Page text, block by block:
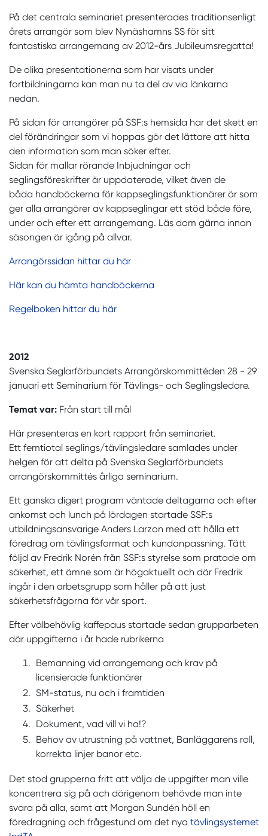
På det centrala seminariet presenterades traditionsenligt
årets arrangör som blev Nynäshamns SS för sitt
fantastiska arrangemang av 2012-års Jubileumsregatta!
De olika presentationerna som har visats under
fortbildningarna kan man nu ta del av via länkarna
nedan.
På sidan för arrangörer på SSF:s hemsida har det skett en
del förändringar som vi hoppas gör det lättare att hitta
den information som man söker efter.
Sidan för mallar rörande Inbjudningar och
seglingsföreskrifter är uppdaterade, vilket även de
båda handböckerna för kappseglingsfunktionärer är som
ger alla arrangörer av kappseglingar ett stöd både före,
under och efter ett arrangemang. Läs dom gärna innan
säsongen är igång på allvar.
Arrangörssidan hittar du här
Här kan du hämta handböckerna
Regelboken hittar du här
2012
Svenska Seglarförbundets Arrangörskommittéden 28 - 29
januari ett Seminarium för Tävlings- och Seglingsledare.
Temat var: Från start till mål
Här presenteras en kort rapport från seminariet.
Ett femtiotal seglings/tävlingsledare samlades under
helgen för att delta på Svenska Seglarförbundets
arrangörskommittés årliga seminarium.
Ett ganska digert program väntade deltagarna och efter
ankomst och lunch på lördagen startade SSF:s
utbildningsansvarige Anders Larzon med att hålla ett
föredrag om tävlingsformat och kundanpassning. Tätt
följd av Fredrik Norén från SSF:s styrelse som pratade om
säkerhet, ett ämne som är högaktuellt och där Fredrik
ingår i den arbetsgrupp som håller på att just
säkerhetsfrågorna för vår sport.
Efter välbehövlig kaffepaus startade sedan grupparbeten
där uppgifterna i år hade rubrikerna
Bemanning vid arrangemang och krav på
licensierade funktionärer
SM-status, nu och i framtiden
Säkerhet
Dokument, vad vill vi ha!?
Behov av utrustning på vattnet, Banläggarens roll,
korrekta linjer banor etc.
Det stod grupperna fritt att välja de uppgifter man ville
koncentrera sig på och därigenom behövde man inte
svara på alla, samt att Morgan Sundén höll en
föredragning och frågestund om det nya tävlingsystemet